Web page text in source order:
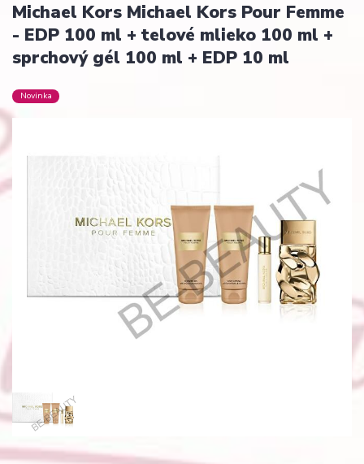
Michael Kors Michael Kors Pour Femme
- EDP 100 ml + telové mlieko 100 ml +
sprchový gél 100 ml + EDP 10 ml
Novinka